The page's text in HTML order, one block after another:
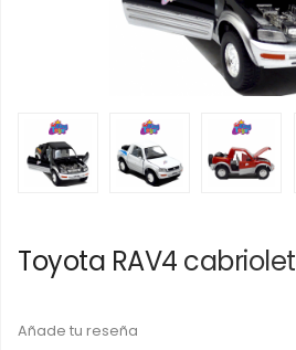
Toyota RAV4 cabriolet
Añade tu reseña